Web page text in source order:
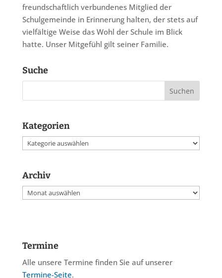
freundschaftlich verbundenes Mitglied der
Schulgemeinde in Erinnerung halten, der stets auf
vielfältige Weise das Wohl der Schule im Blick
hatte. Unser Mitgefühl gilt seiner Familie.
Suche
Kategorien
Kategorien
Archiv
Archiv
Termine
Alle unsere Termine finden Sie auf unserer
Termine-Seite.